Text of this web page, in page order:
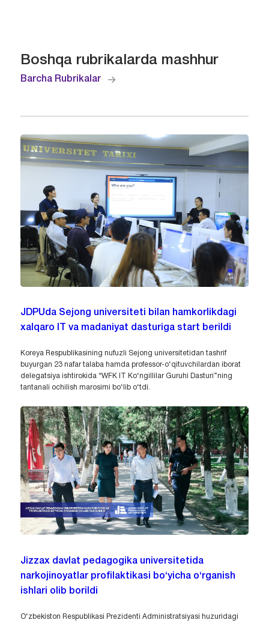
Boshqa rubrikalarda mashhur
Barcha Rubrikalar
JDPUda Sejong universiteti bilan hamkorlikdagi
xalqaro IT va madaniyat dasturiga start berildi
Koreya Respublikasining nufuzli Sejong universitetidan tashrif
buyurgan 23 nafar talaba hamda professor-o‘qituvchilardan iborat
delegatsiya ishtirokida “WFK IT Ko‘ngillilar Guruhi Dasturi”ning
tantanali ochilish marosimi bo‘lib o‘tdi.
Jizzax davlat pedagogika universitetida
narkojinoyatlar profilaktikasi bo‘yicha o‘rganish
ishlari olib borildi
O‘zbekiston Respublikasi Prezidenti Administratsiyasi huzuridagi